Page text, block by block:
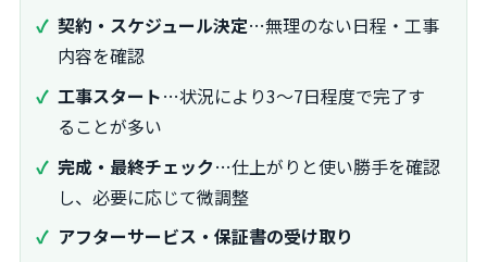
契約・スケジュール決定…無理のない日程・工事
内容を確認
工事スタート…状況により3～7日程度で完了す
ることが多い
完成・最終チェック…仕上がりと使い勝手を確認
し、必要に応じて微調整
アフターサービス・保証書の受け取り